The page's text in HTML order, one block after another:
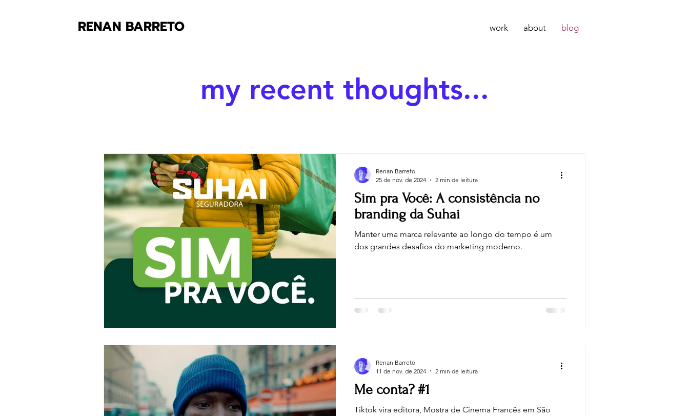
RENAN BARRETO work about blog
my recent thoughts...
Sim pra Você: A consistência no
branding da Suhai
Manter uma marca relevante ao longo do tempo é um
dos grandes desafios do marketing moderno.
Renan Barreto
25 de nov. de 2024
2 min de leitura
Me conta? #1
Tiktok vira editora, Mostra de Cinema Francês em São
Renan Barreto
11 de nov. de 2024
2 min de leitura